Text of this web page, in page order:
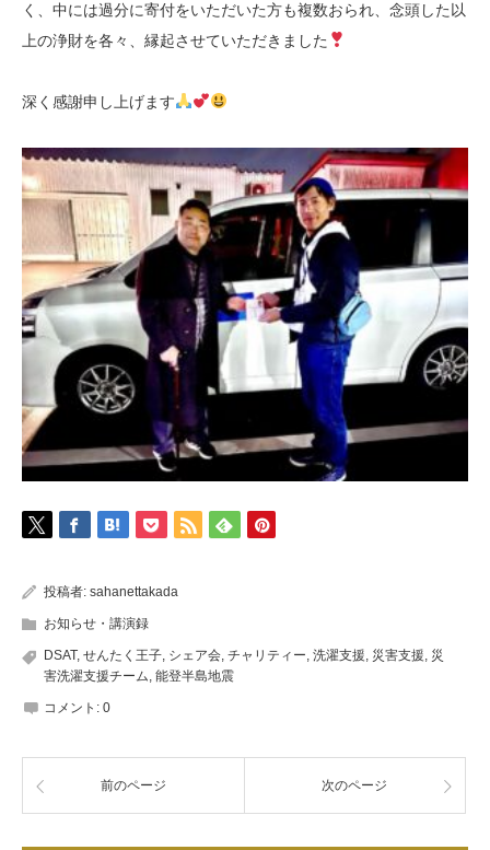
く、中には過分に寄付をいただいた方も複数おられ、念頭した以
上の浄財を各々、縁起させていただきました
深く感謝申し上げます
投稿者: sahanettakada
お知らせ・講演録
DSAT, せんたく王子 シェア会 チャリティー 洗濯支援 災害支援 災
害洗濯支援チーム 能登半島地震
コメント: 0
前のページ 次のページ